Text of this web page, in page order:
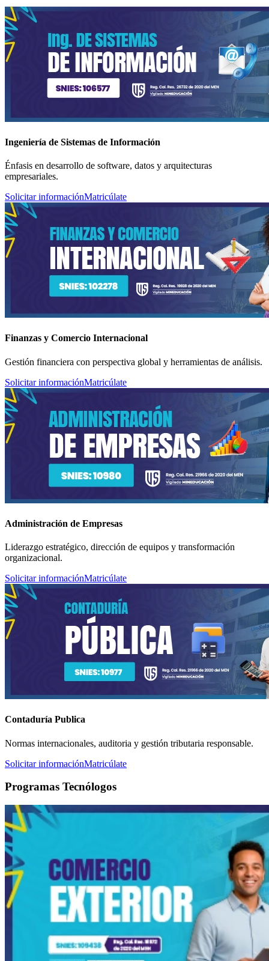
Ingeniería de Sistemas de Información
Énfasis en desarrollo de software, datos y arquitecturas
empresariales.
Solicitar informaciónMatricúlate
Finanzas y Comercio Internacional
Gestión financiera con perspectiva global y herramientas de análisis.
Solicitar informaciónMatricúlate
Administración de Empresas
Liderazgo estratégico, dirección de equipos y transformación
organizacional.
Solicitar informaciónMatricúlate
Contaduría Publica
Normas internacionales, auditoria y gestión tributaria responsable.
Solicitar informaciónMatricúlate
Programas Tecnólogos